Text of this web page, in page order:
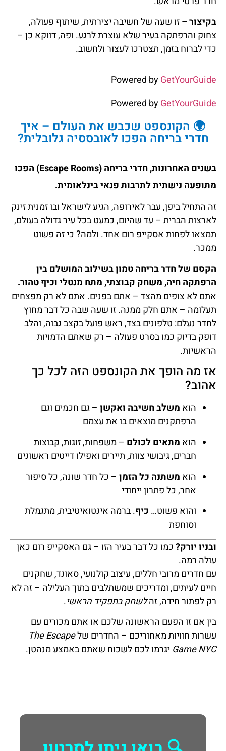
בקיצור –זו שעה של חשיבה יצירתית, שיתוף פעולה,
צחוק והרפתקה בעיר שלא עוצרת לרגע. ופה, דווקא כן –
כדי לברוח בזמן, תצטרכו לעצור ולחשוב.
Powered byGetYourGuide
Powered byGetYourGuide
🌍 הקונספט שכבש את העולם – איך
חדרי בריחה הפכו לאובססיה גלובלית?
בשנים האחרונות, חדרי בריחה (Escape Rooms) הפכו
מתופעה נישתית לתרבות פנאי בינלאומית.
זה התחיל ביפן, עבר לאירופה, הגיע לישראל ובו זמנית זינק
לארצות הברית – עד שהיום, כמעט בכל עיר גדולה בעולם,
תמצאו לפחות אסקייפ רום אחד. ולמה? כי זה פשוט
ממכר.
הקסם של חדר בריחה טמון בשילוב המושלם בין
הרפתקה חיה, משחק קבוצתי, מתח מנטלי וכיף טהור.
אתם לא צופים מהצד – אתם בפנים. אתם לא רק מפצחים
תעלומה – אתם חלק ממנה. זו שעה שבה כל דבר מחוץ
לחדר נעלם: טלפונים בצד, ראש פועל בקצב גבוה, והלב
דופק בדיוק כמו בסרט פעולה – רק שאתם הדמויות
הראשיות.
אז מה הופך את הקונספט הזה לכל כך
אהוב?
הוא משלב חשיבה ואקשן– גם חכמים וגם
הרפתקנים מוצאים בו את עצמם
הוא מתאים לכולם – משפחות, זוגות, קבוצות
חברים, גיבושי צוות, תיירים ואפילו דייטים ראשונים
הוא משתנה כל הזמן– כל חדר שונה, כל סיפור
אחר, כל פתרון ייחודי
והוא פשוט… כיף. ברמה אינטואיטיבית, מתגמלת
וסוחפת
ובניו יורק?כמו כל דבר בעיר הזו – גם האסקייפ רום כאן
עולה רמה.
עם חדרים מרובי חללים, עיצוב קולנועי, סאונד, שחקנים
חיים לעיתים, ומדריכים שמשתלבים בתוך העלילה – זה לא
רק לפתור חידה, זהלשחק בתפקיד הראשי.
בין אם זו הפעם הראשונה שלכם או אתם מכורים עם
עשרות חוויות מאחוריכם – החדרים שלThe Escape
Game NYC יגרמו לכם לשכוח שאתם באמצע מנהטן.